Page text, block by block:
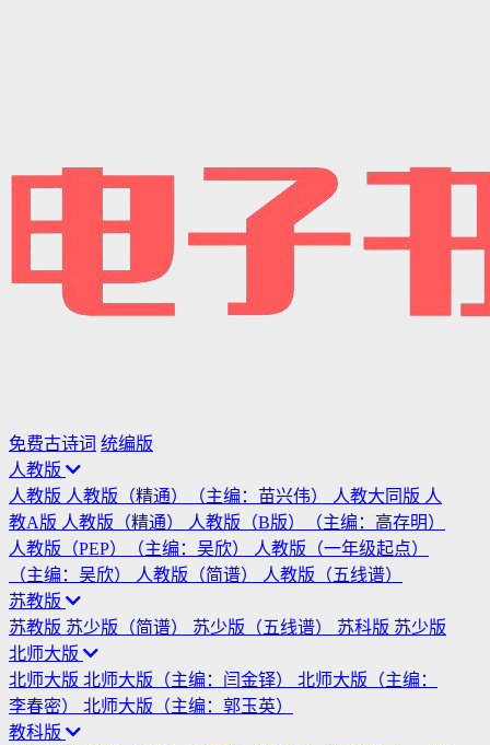
免费古诗词 统编版
人教版
人教版 人教版（精通）（主编：苗兴伟） 人教大同版 人
教A版 人教版（精通）
人教版（B版）（主编：高存明）
人教版（PEP）（主编：吴欣）
人教版（一年级起点）
（主编：吴欣）
人教版（简谱）
人教版（五线谱）
苏教版
苏教版 苏少版（简谱） 苏少版（五线谱） 苏科版 苏少版
北师大版
北师大版 北师大版（主编：闫金铎） 北师大版（主编：
李春密） 北师大版（主编：郭玉英）
教科版